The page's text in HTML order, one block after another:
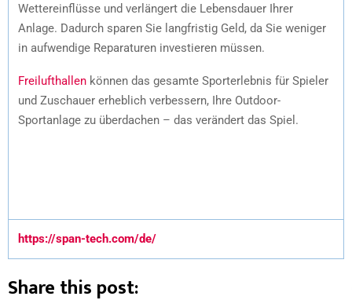
Wettereinflüsse und verlängert die Lebensdauer Ihrer
Anlage. Dadurch sparen Sie langfristig Geld, da Sie weniger
in aufwendige Reparaturen investieren müssen.
Freilufthallen können das gesamte Sporterlebnis für Spieler
und Zuschauer erheblich verbessern, Ihre Outdoor-
Sportanlage zu überdachen – das verändert das Spiel.
https://span-tech.com/de/
Share this post: